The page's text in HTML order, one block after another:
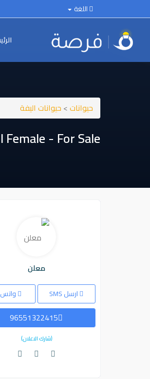
اللغة
حيوانات> حيوانات اليفة
- For Sale !
معلن
ارسل SMS
96551322415
(شارك الاعلان)